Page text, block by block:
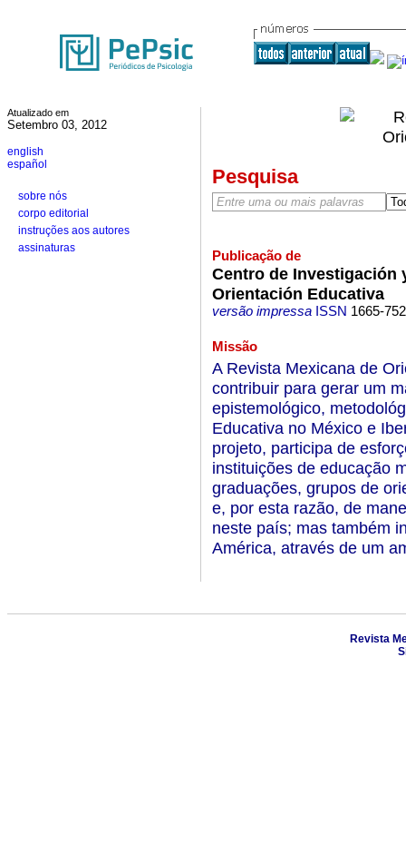
Atualizado em
Setembro 03, 2012
english
español
sobre nós
corpo editorial
instruções aos autores
assinaturas
Pesquisa
Publicação de
Centro de Investigación
Orientación Educativa
versão impressaISSN 1665-
Missão
A Revista Mexicana de
contribuir para gerar um
epistemológico,
Educativa no México e
projeto, participa de
instituições de educação
graduações, grupos de
e, por esta razão, de
neste país; mas também
América, através de um
Revista